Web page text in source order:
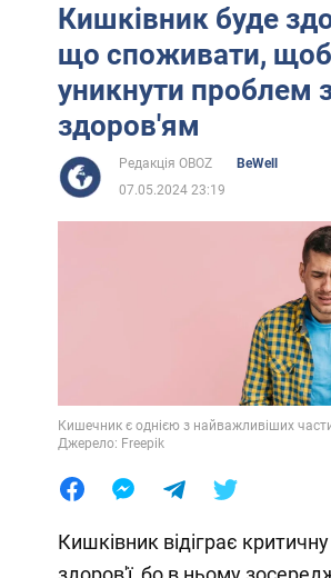
Кишківник буде
що споживати, щоб
уникнути проблем
здоров'ям
Редакція OBOZ
BeWell
07.05.2024 23:19
Кишечник є однією з найважливіших
Джерело: Freepik
Кишківник відіграє